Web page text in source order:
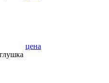
цена